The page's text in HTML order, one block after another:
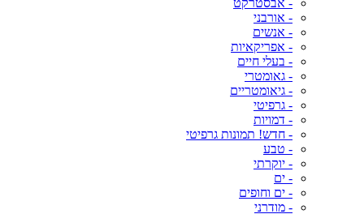
- אבסטרקט
- אורבני
- אנשים
- אפריקאיות
- בעלי חיים
- גאומטרי
- גיאומטריים
- גרפיטי
- דמויות
- חדש! תמונות גרפיטי
- טבע
- יוקרתי
- ים
- ים וחופים
- מודרני